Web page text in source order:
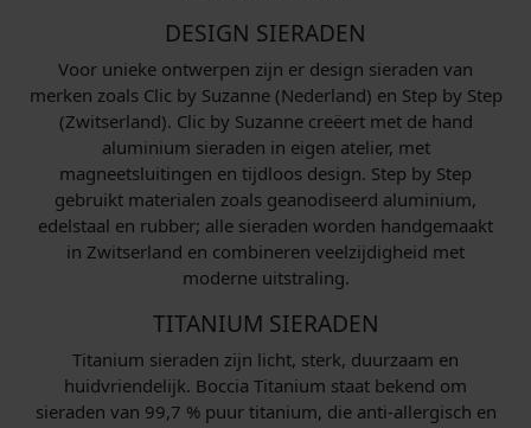
DESIGN SIERADEN
Voor unieke ontwerpen zijn er design sieraden van
merken zoals Clic by Suzanne (Nederland) en Step by Step
(Zwitserland). Clic by Suzanne creëert met de hand
aluminium sieraden in eigen atelier, met
magneetsluitingen en tijdloos design. Step by Step
gebruikt materialen zoals geanodiseerd aluminium,
edelstaal en rubber; alle sieraden worden handgemaakt
in Zwitserland en combineren veelzijdigheid met
moderne uitstraling.
TITANIUM SIERADEN
Titanium sieraden zijn licht, sterk, duurzaam en
huidvriendelijk. Boccia Titanium staat bekend om
sieraden van 99,7 % puur titanium, die anti-allergisch en